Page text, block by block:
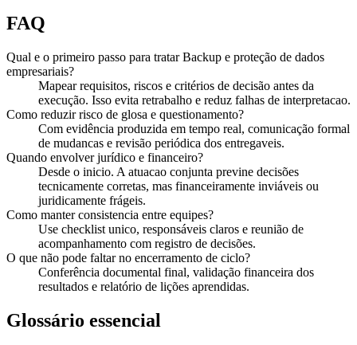
FAQ
Qual e o primeiro passo para tratar Backup e proteção de dados
empresariais?
Mapear requisitos, riscos e critérios de decisão antes da
execução. Isso evita retrabalho e reduz falhas de interpretacao.
Como reduzir risco de glosa e questionamento?
Com evidência produzida em tempo real, comunicação formal
de mudancas e revisão periódica dos entregaveis.
Quando envolver jurídico e financeiro?
Desde o inicio. A atuacao conjunta previne decisões
tecnicamente corretas, mas financeiramente inviáveis ou
juridicamente frágeis.
Como manter consistencia entre equipes?
Use checklist unico, responsáveis claros e reunião de
acompanhamento com registro de decisões.
O que não pode faltar no encerramento de ciclo?
Conferência documental final, validação financeira dos
resultados e relatório de lições aprendidas.
Glossário essencial